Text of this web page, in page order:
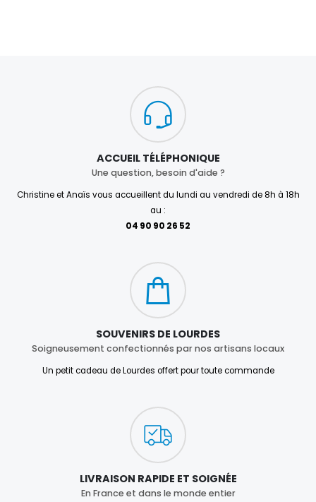
ACCUEIL TÉLÉPHONIQUE
Une question, besoin d'aide ?
Christine et Anaïs vous accueillent du lundi au vendredi de 8h à 18h
au :
04 90 90 26 52
SOUVENIRS DE LOURDES
Soigneusement confectionnés par nos artisans locaux
Un petit cadeau de Lourdes offert pour toute commande
LIVRAISON RAPIDE ET SOIGNÉE
En France et dans le monde entier